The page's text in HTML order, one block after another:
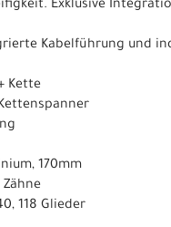
Exklusive
Kabelführung und
Kette
170mm
118 Glieder